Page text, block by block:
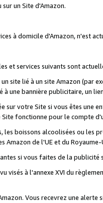
un Site d'Amazon.
à domicile d'Amazon, n'est
et services suivants sont
site lié à un site Amazon (par
à une bannière publicitaire, un
sur votre Site si vous êtes une
Site fonctionne pour le compte
les boissons alcoolisées ou les
Amazon de l'UE et du Royaume-
si vous faites de la publicité
visés à l'annexe XVI du
Vous recevrez une alerte